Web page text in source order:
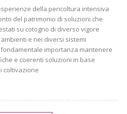
della pericoltura intensiva
del patrimonio di soluzioni che
su cotogno di diverso vigore
e nei diversi sistemi
fondamentale importanza mantenere
e coerenti soluzioni in base
coltivazione